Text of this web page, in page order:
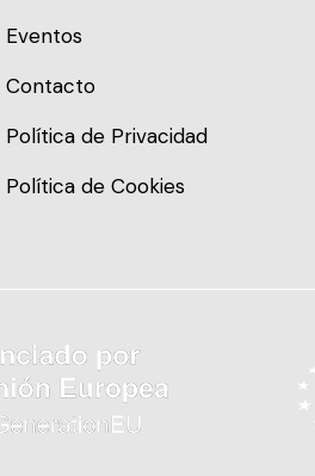
Eventos
Contacto
Política de Privacidad
Política de Cookies